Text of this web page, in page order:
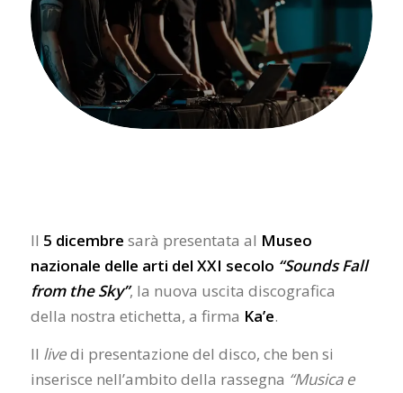
Il 5 dicembre sarà presentata al Museo
nazionale delle arti del XXI secolo “Sounds Fall
from the Sky”, la nuova uscita discografica
della nostra etichetta, a firma Ka’e.
Il livedi presentazione del disco, che ben si
inserisce nell’ambito della rassegna “Musica e